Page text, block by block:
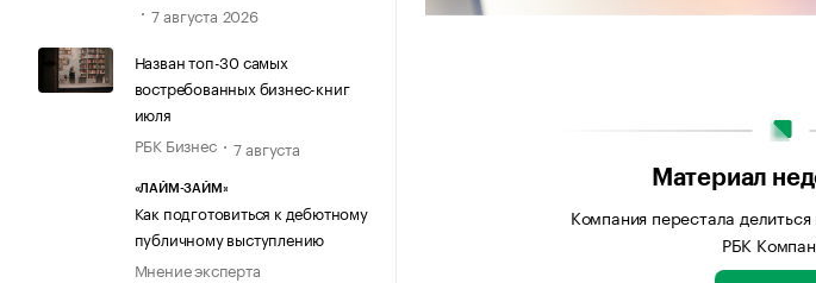
7 августа 2026
Назван топ-30 самых
востребованных бизнес-книг
июля
РБК Бизнес
7 августа
«ЛАЙМ-ЗАЙМ»
Как подготовиться к дебютному
публичному выступлению
Мнение эксперта
Материал
Компания перестала
РБК